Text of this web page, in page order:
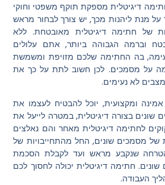
דיגיטלית מספקת תוקף משפטי וחוקי
על מנת ליהנות מכך, יש צורך לבחור מראש
של חתימה דיגיטלית מאובטחת. ללא
וברמה הגבוהה ביותר, אתם עלולים
בה החתימה שלכם מזויפת ומשמשת
על מסמכים. לכן חשוב לתת על כך את
לא נעימים.
ומקצועית, יוכל להבטיח לעצמו את
שונים בצורה דיגיטלית, במטרה לייעל את
לחתימה דיגיטלית מאחר והם נאלצים
של מסמכים שונים, החל מהתחייבויות של
שנקבע מראש ועד לקבלת הסכמת
חתימה דיגיטלית יכולה לחסוך לכם
העבודה.